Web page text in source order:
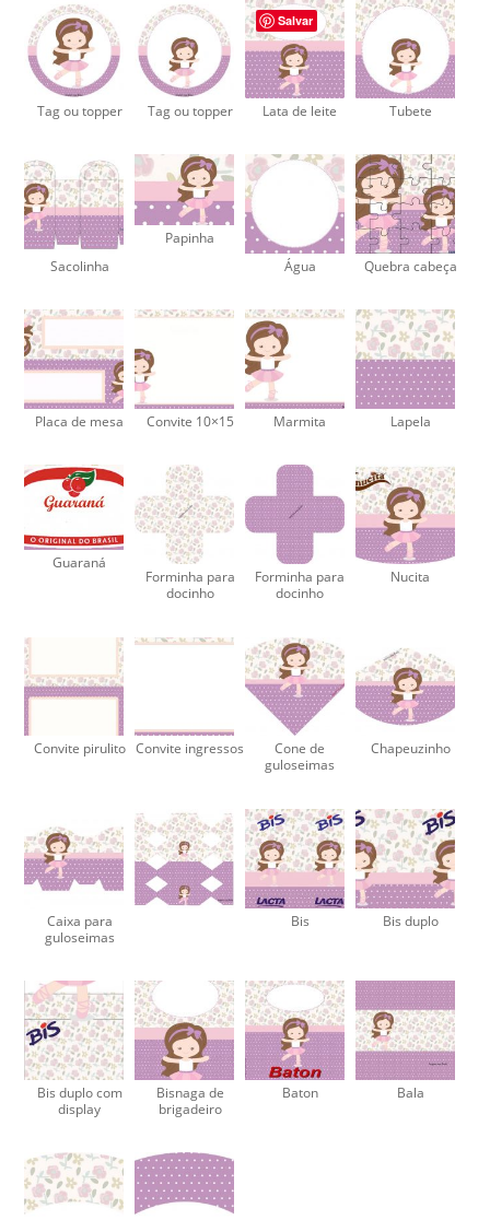
Tag ou topper Tag ou topper Lata de leite Tubete
Sacolinha
Papinha
Água
Quebra cabeça
Placa de mesa Convite 10×15 Marmita Lapela
Guaraná
Forminha para
docinho
Forminha para
docinho
Nucita
Convite pirulito Convite ingressos
Cone de
guloseimas
Chapeuzinho
Caixa para
guloseimas
Bis Bis duplo
Bis duplo com
display
Bisnaga de
brigadeiro
Baton Bala
Salvar